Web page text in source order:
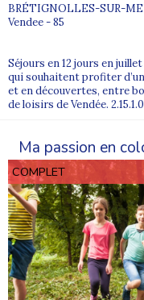
BRÉTIGNOLLES-SUR-
Vendee - 85
Séjours en 12 jours en
qui souhaitent profiter
et en découvertes, entre
de loisirs de Vendée. 2.15.1.0
Ma passion en
COMPLET